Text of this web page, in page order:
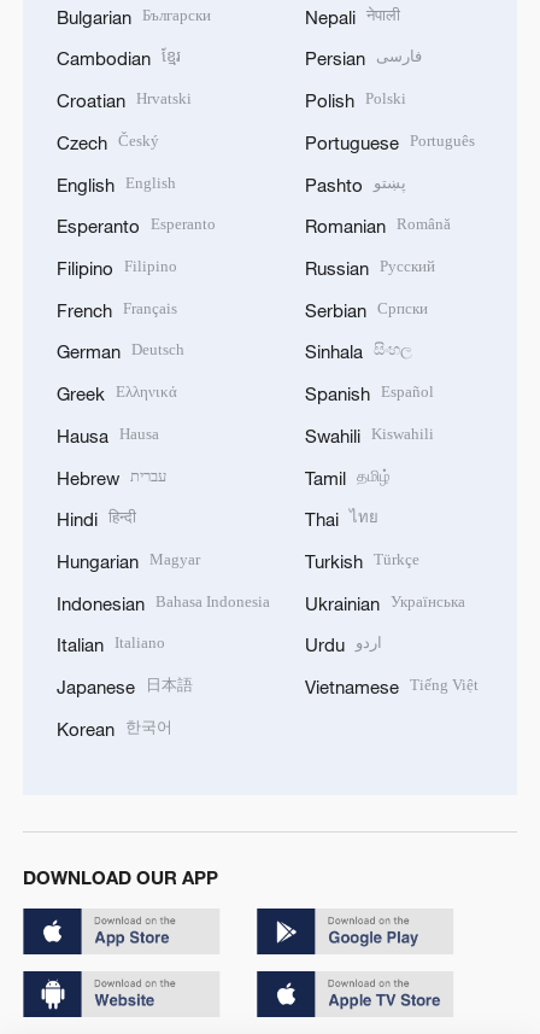
Bulgarian Български
Cambodian ខ្មែរ
Croatian Hrvatski
Czech Český
English English
Esperanto Esperanto
Filipino Filipino
French Français
German Deutsch
Greek Ελληνικά
Hausa Hausa
Hebrew עברית
Hindi हिन्दी
Hungarian Magyar
Indonesian Bahasa Indonesia
Italian Italiano
Japanese 日本語
Korean 한국어
Nepali नेपाली
Persian فارسی
Polish Polski
Portuguese Português
Pashto پښتو
Romanian Română
Russian Русский
Serbian Српски
Sinhala සිංහල
Spanish Español
Swahili Kiswahili
Tamil தமிழ்
Thai ไทย
Turkish Türkçe
Ukrainian Українська
Urdu اردو
Vietnamese Tiếng Việt
DOWNLOAD OUR APP